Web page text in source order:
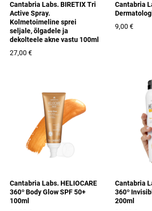
Cantabria Labs. BIRETIX Tri
Active Spray.
Kolmetoimeline sprei
seljale, õlgadele ja
dekolteele akne vastu 100ml
27,00 €
Cantabria
9,00 €
Cantabria Labs. HELIOCARE
360º Body Glow SPF 50+
100ml
Cantabria
360º
200ml